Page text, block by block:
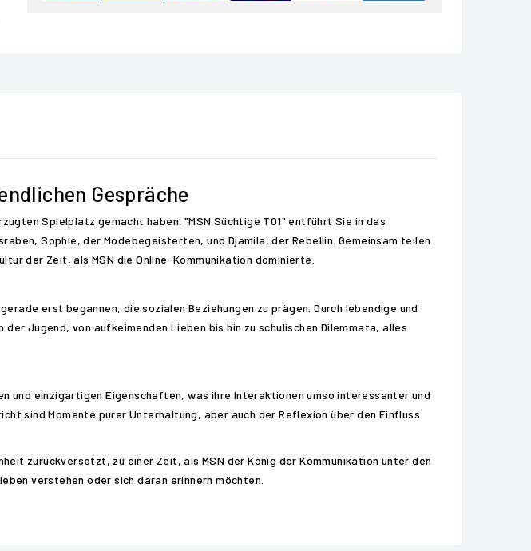
Gespräche
Spielplatz gemacht haben. "MSN Süchtige T01" entführt Sie in das
Sophie, der Modebegeisterten, und Djamila, der Rebellin. Gemeinsam teilen
der Zeit, als MSN die Online-Kommunikation dominierte.
erst begannen, die sozialen Beziehungen zu prägen. Durch lebendige und
Jugend, von aufkeimenden Lieben bis hin zu schulischen Dilemmata, alles
und einzigartigen Eigenschaften, was ihre Interaktionen umso interessanter und
sind Momente purer Unterhaltung, aber auch der Reflexion über den Einfluss
zurückversetzt, zu einer Zeit, als MSN der König der Kommunikation unter den
verstehen oder sich daran erinnern möchten.